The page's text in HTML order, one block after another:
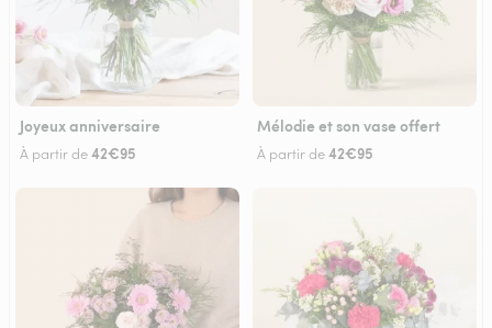
Joyeux anniversaire
À partir de42€95
Mélodie et son vase offert
À partir de42€95